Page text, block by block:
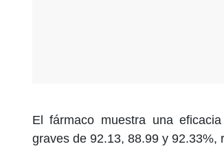
El fármaco muestra una
graves de 92.13, 88.99 y 92.33%,